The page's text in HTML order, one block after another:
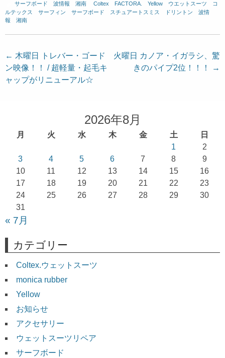
サーフボード 波情報 湘南 Coltex FACTORA. Yellow ウエットスーツ
コ
ルテックス
サーフィン サーフボード スチュアートスミス ドリントン
波情
報 湘南
投
稿
ナ
← 木曜日 トレバー・ゴード
ン映像！！ / 超軽量・起毛キ
ャップがリニューアル☆
火曜日 カノア・イガラシ、驚
きのパイプ2位！！！
→
2026年8月
月 火 水 木 金 土
日
1
2
3
4 5 6 7 8
9
10
11 12 13 14 15
16
17
18 19 20 21 22
23
24
25 26 27 28 29
30
31
« 7月
カテゴリー
Coltex.ウェットスーツ
monica rubber
Yellow
お知らせ
アクセサリー
ウェットスーツリペア
サーフボード